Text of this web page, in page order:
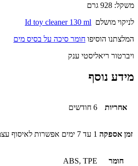
משקל: 928 גרם
לניקוי מושלם Id toy cleaner 130 ml
המלצתנו הוסיפו חומר סיכה על בסיס מים
ויברטור ריאליסטי ענק
מידע נוסף
אחריות 6 חודשים
זמן אספקה 1 עד 7 ימים אפשרות לאיסוף עצמי
חומר ABS, TPE